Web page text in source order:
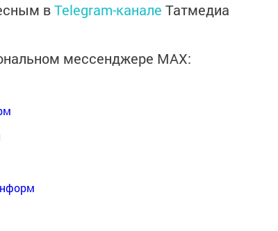
вTelegram-канале Татмедиа
мессенджере MАХ: